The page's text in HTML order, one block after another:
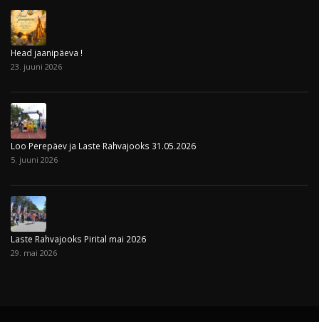
Head jaanipäeva !
23. juuni 2026
Loo Perepäev ja Laste Rahvajooks 31.05.2026
5. juuni 2026
Laste Rahvajooks Pirital mai 2026
29. mai 2026